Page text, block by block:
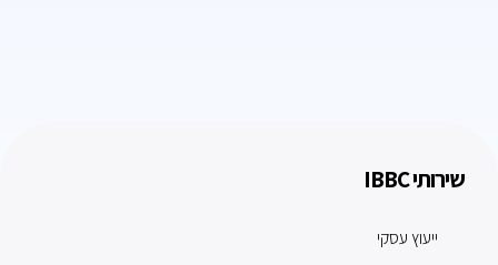
שירותי IBBC
ייעוץ עסקי